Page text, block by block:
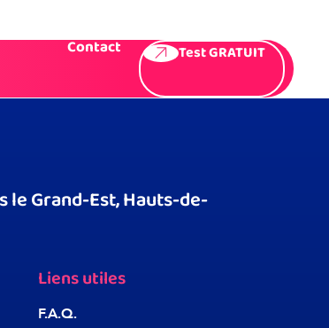
Contact Test GRATUIT
Grand-Est, Hauts-de-
Liens utiles
F.A.Q.